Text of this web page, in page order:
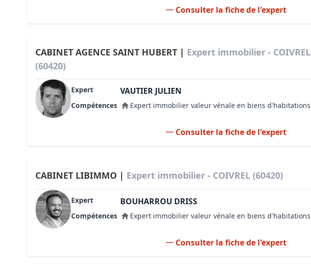
Consulter la fiche de l'expert
CABINET AGENCE SAINT HUBERT | Expert immobilier - COIVREL
(60420)
Expert VAUTIER JULIEN
Compétences Expert immobilier valeur vénale en biens d'habitations
Consulter la fiche de l'expert
CABINET LIBIMMO | Expert immobilier - COIVREL (60420)
Expert BOUHARROU DRISS
Compétences Expert immobilier valeur vénale en biens d'habitations
Consulter la fiche de l'expert